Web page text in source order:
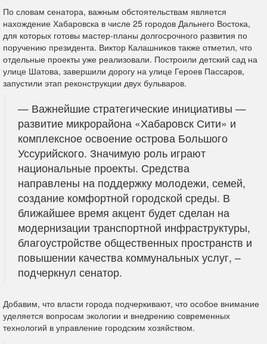
По словам сенатора, важным обстоятельствам является
нахождение Хабаровска в числе 25 городов Дальнего Востока,
для которых готовы мастер-планы долгосрочного развития по
поручению президента. Виктор Калашников также отметил, что
отдельные проекты уже реализовали. Построили детский сад на
улице Шатова, завершили дорогу на улице Героев Пассаров,
запустили этап реконструкции двух бульваров.
— Важнейшие стратегические инициативы —
развитие микрорайона «Хабаровск Сити» и
комплексное освоение острова Большого
Уссурийского. Значимую роль играют
национальные проекты. Средства
направлены на поддержку молодежи, семей,
создание комфортной городской среды. В
ближайшее время акцент будет сделан на
модернизации транспортной инфраструктуры,
благоустройстве общественных пространств и
повышении качества коммунальных услуг, –
подчеркнул сенатор.
Добавим, что власти города подчеркивают, что особое внимание
уделяется вопросам экологии и внедрению современных
технологий в управление городским хозяйством.